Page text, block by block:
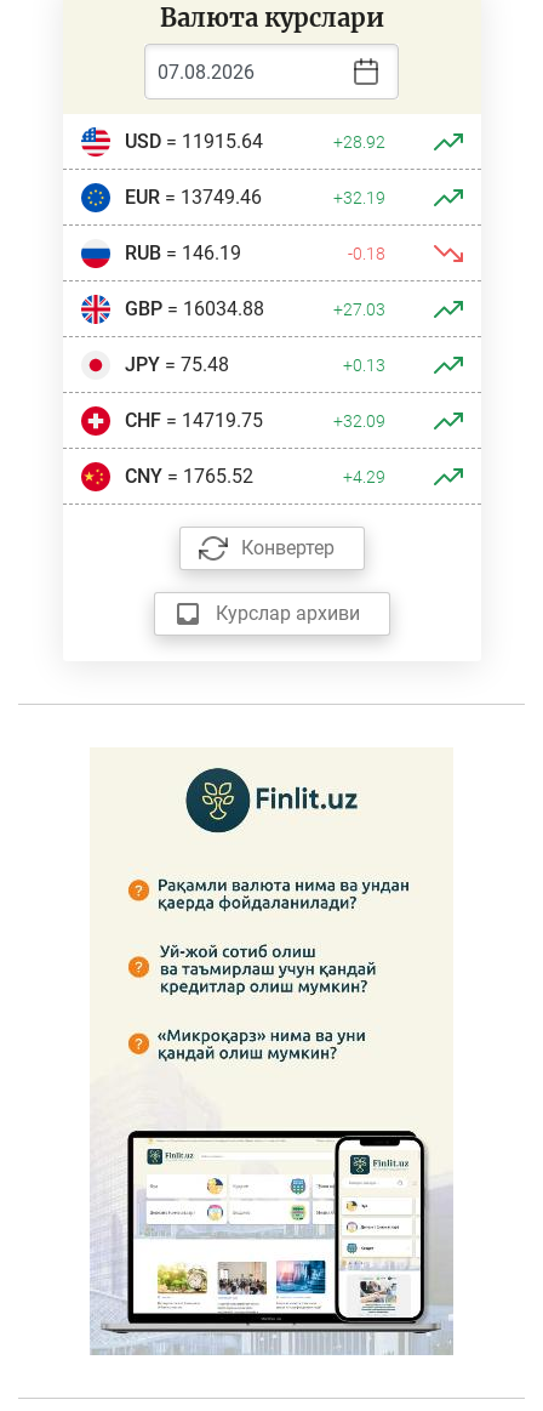
Валюта курслари
USD= 11915.64 +28.92
EUR= 13749.46 +32.19
RUB= 146.19 -0.18
GBP= 16034.88 +27.03
JPY= 75.48 +0.13
CHF= 14719.75 +32.09
CNY= 1765.52 +4.29
Конвертер
Курслар архиви